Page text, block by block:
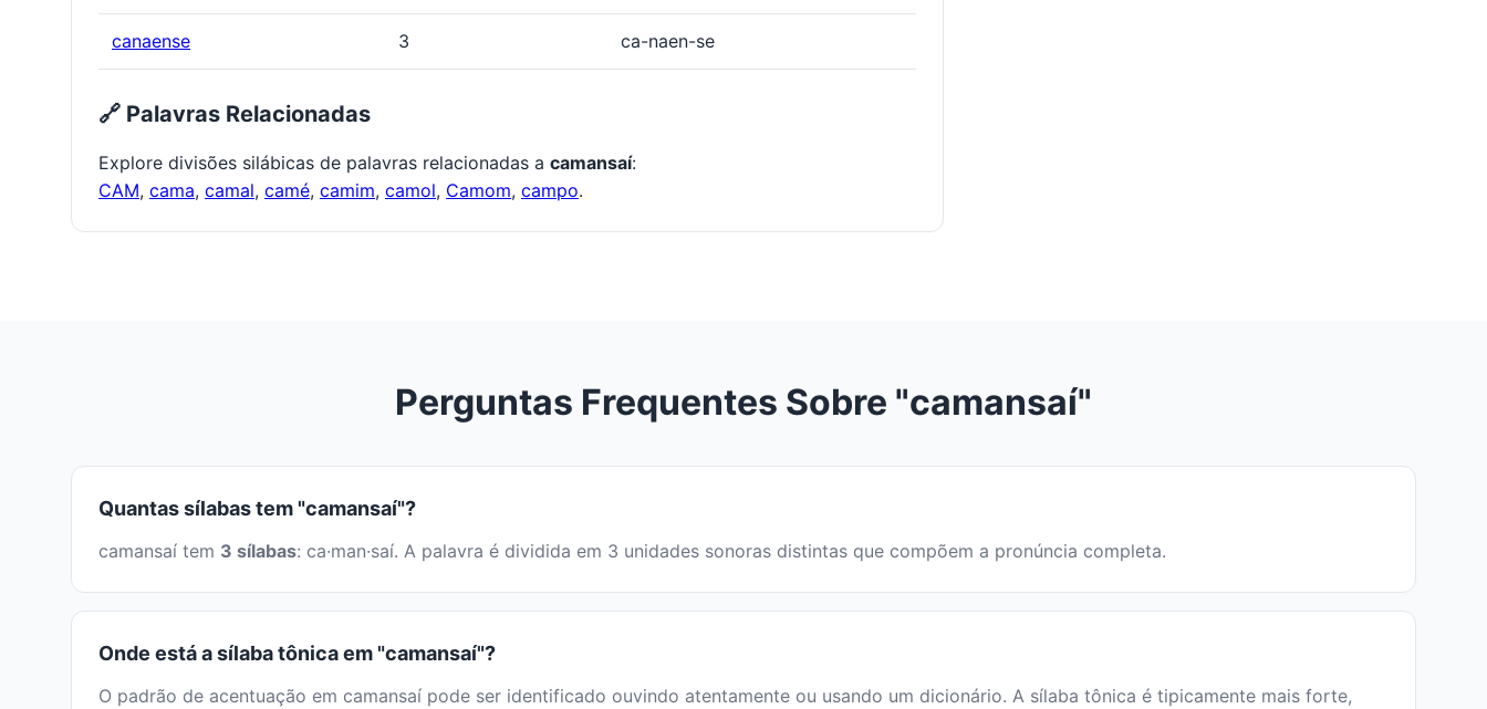
canaense 3 ca-naen-se
🔗 Palavras Relacionadas
Explore divisões silábicas de palavras relacionadas a camansaí:
CAM, cama, camal, camé, camim, camol, Camom, campo.
Perguntas Frequentes Sobre "camansaí"
Quantas sílabas tem "camansaí"?
camansaí tem 3 sílabas: ca·man·saí. A palavra é dividida em 3 unidades sonoras distintas que compõem a pronúncia completa.
Onde está a sílaba tônica em "camansaí"?
O padrão de acentuação em camansaí pode ser identificado ouvindo atentamente ou usando um dicionário. A sílaba tônica é tipicamente mais forte,